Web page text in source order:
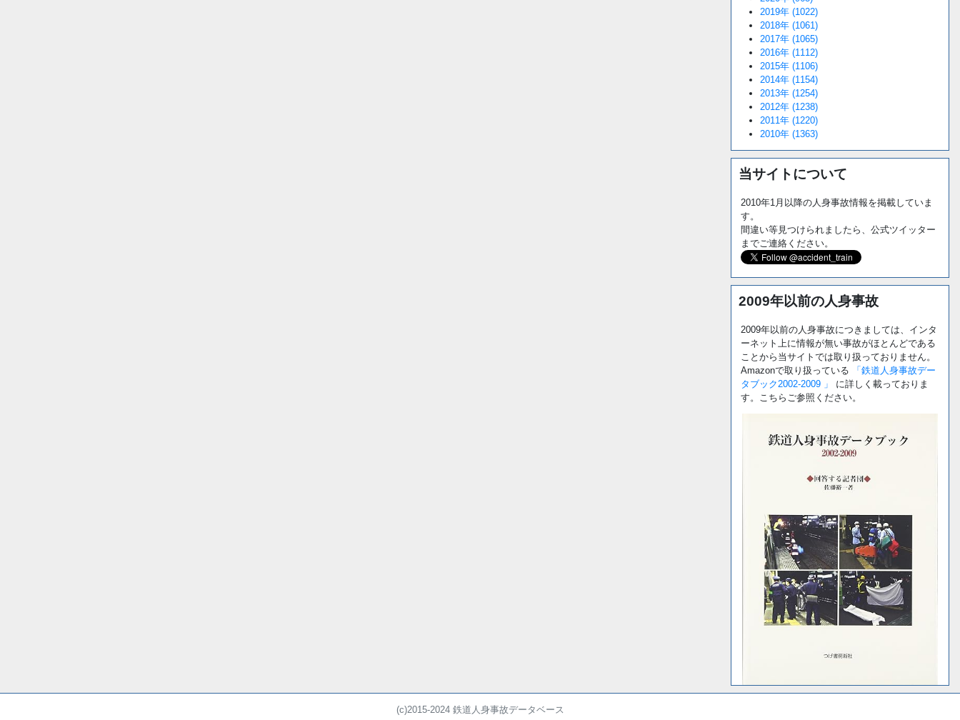
2019年 (1022)
2018年 (1061)
2017年 (1065)
2016年 (1112)
2015年 (1106)
2014年 (1154)
2013年 (1254)
2012年 (1238)
2011年 (1220)
2010年 (1363)
当サイトについて
2010年1月以降の人身事故情報を掲載していま
す。
間違い等見つけられましたら、公式ツイッター
までご連絡ください。
2009年以前の人身事故
2009年以前の人身事故につきましては、インタ
ーネット上に情報が無い事故がほとんどである
ことから当サイトでは取り扱っておりません。
Amazonで取り扱っている
「鉄道人身事故デー
タブック2002-2009 」
に詳しく載っておりま
す。こちらご参照ください。
(c)2015-2024 鉄道人身事故データベース